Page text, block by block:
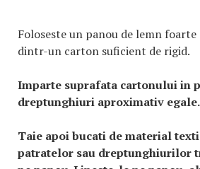
Foloseste un panou de lemn
dintr-un carton suficient de rigid.
Imparte suprafata cartonului in
dreptunghiuri aproximativ egale.
Taie apoi bucati de material
patratelor sau dreptunghiurilor